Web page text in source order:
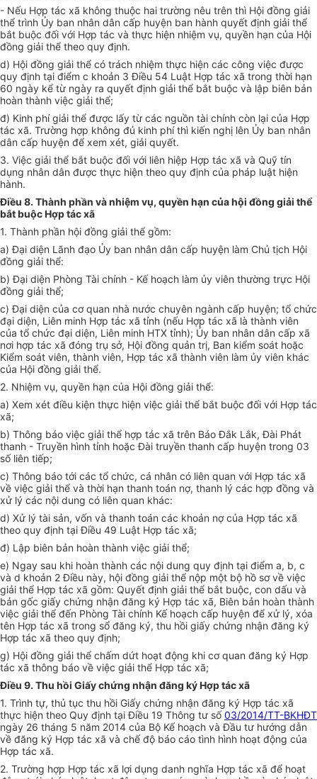
- Nếu Hợp tác xã không thuộc hai trường nêu trên thì Hội đồng giải
thể trình Ủy ban nhân dân cấp huyện ban hành quyết định giải thể
bắt buộc đối với Hợp tác và thực hiện nhiệm vụ, quyền hạn của Hội
đồng giải thể theo quy định.
d) Hội đồng giải thể có trách nhiệm thực hiện các công việc được
quy định tại điểm c khoản 3 Điều 54 Luật Hợp tác xã trong thời hạn
60 ngày kể từ ngày ra quyết định giải thể bắt buộc và lập biên bản
hoàn thành việc giải thể;
đ) Kinh phígiải thể được lấy từ các nguồn tài chính còn lại của Hợp
tác xã. Trường hợp không đủ kinh phíthì kiến nghị lên Ủy ban nhân
dân cấp huyện để xem xét, giải quyết.
3. Việc giải thể bắt buộc đối với liên hiệp Hợp tác xã và Quỹ tín
dụng nhân dân được thực hiện theo quy định của pháp luật hiện
hành.
Điều 8. Thành phần và nhiệm vụ, quyền hạn của hội đồng giải thể
bắt buộc Hợp tác xã
1. Thành phần hội đồng giải thể gồm:
a) Đại diện L ãnh đạo Ủy ban nhân dân cấp huyện làm Chủ tịch Hội
đồng giải thể:
b) Đại diện Phòng Tài chính - Kế hoạch làm ủy viên thường trực Hội
đồng giải thể;
c) Đại diện của cơquan nhà nước chuyên ngành cấp huyện; tổ chức
đại diện, Liên minh Hợp tác xã tỉnh (nếu Hợp tác xã là thành viên
của tổ chức đại diện, Liên minh HTX tỉnh); Ủy ban nhân dân cấp xã
nơi hợp tác xã đóng trụ sở, Hội đồng quản trị, Ban kiểm soát hoặc
Kiểm soát viên, thành viên, Hợp tác xã thành viên làm ủy viên khác
của Hội đồng giải thể.
2. Nhiệm vụ, quyền hạn của Hội đồng giải thể:
a) Xem xét điều kiện thực hiện việc giải thể bắt buộc đối với Hợp tác
xã;
b) Thông báo việc giải thể hợp tác xã trên Báo Đắk L ắk, Đài Phát
thanh - Truyền hình tỉnh hoặc Đài truyền thanh cấp huyện trong 03
sốliên tiếp;
c) Thông báo tới các tổ chức, cá nhân có liên quan với Hợp tác xã
về việc giải thể và thời hạn thanh toán nợ, thanh lý các hợp đồng và
xử lý các nội dung có liên quan khác:
d) Xử lý tài sản, vốn và thanh toán các khoản nợcủa Hợp tác xã
theo quy định tạiĐiều 49 L uật Hợp tác xã;
đ) Lập biên bản hoàn thành việc giải thể;
e) Ngay sau khi hoàn thành các nội dung quy định tại điểm a, b, c
và d khoản 2 Điều này, hội đồng giải thể nộp một bộ hồ sơvề việc
giải thể Hợp tác xã gồm: Quyết định giải thể bắt buộc, con dấu và
bản gốc giấy chứng nhận đăng ký Hợp tác xã, Biên bản hoàn thành
việc giải thể đến Phòng Tài chính Kế hoạch cấp huyện để xử lý, xóa
tên Hợp tác xã trong sổ đăng ký, thu hồi giấy chứng nhận đăng ký
Hợp tác xã theo quy định;
g) Hội đồng giải thể chấm dứt hoạt động khi cơquan đăng ký Hợp
tác xã thông báo về việc giải thể Hợp tác xã;
Điều 9. Thu hồi Giấy chứng nhận đăng ký Hợp tác xã
1. Trình tự, thủ tục thu hồi Giấy chứng nhận đăng ký Hợp tác xã
thực hiện theo Quy định tại Điều 19 Thông tư số 03/2014/TT-BKHĐT
ngày 26 tháng 5 năm 2014 của Bộ Kế hoạch và Đầu tư hướng dẫn
về đăng ký Hợp tác xã và chế độ báo cáo tình hình hoạt động của
Hợp tác xã.
2. Trường hợp Hợp tác xã lợi dụng danh nghĩa Hợp tác xã để hoạt